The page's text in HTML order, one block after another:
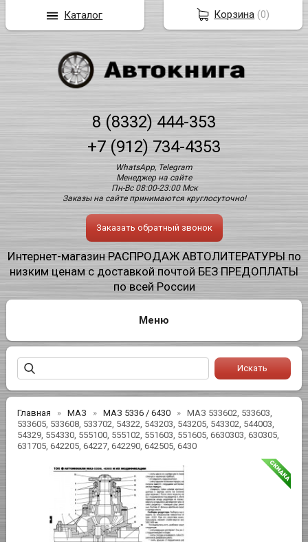
8 (8332) 444-353
+7 (912) 734-4353
WhatsApp, Telegram
Менеджер на сайте
Пн-Вс 08:00-23:00 Мск
Заказы на сайте принимаются круглосуточно!
Заказать обратный звонок
Интернет-магазин РАСПРОДАЖ АВТОЛИТЕРАТУРЫ по
низким ценам с доставкой почтой БЕЗ ПРЕДОПЛАТЫ
по всей России
Главная МАЗ МАЗ 5336 / 6430
МАЗ 533602, 533603,
533605, 533608, 533702, 54322, 543203, 543205, 543302, 544003,
54329, 554330, 555100, 555102, 551603, 551605, 6630303, 630305,
631705, 642205, 64227, 642290, 642505, 6430
Корзина (0)
Каталог